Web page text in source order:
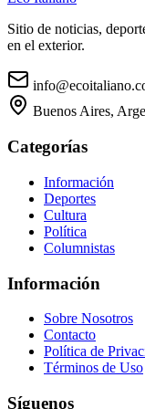
Sitio de noticias,
en el exterior.
Buenos Aires,
Categorías
Información
Deportes
Cultura
Política
Columnistas
Información
Sobre Nosotros
Contacto
Política de
Términos de Uso
Síguenos